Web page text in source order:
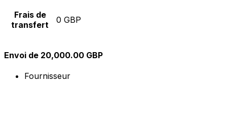
Frais de
transfert
0 GBP
Envoi de 20,000.00 GBP
Fournisseur